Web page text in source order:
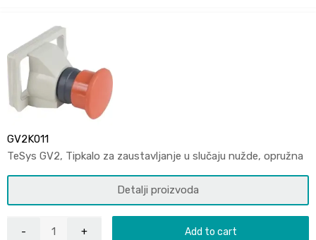
GV2K011
TeSys GV2, Tipkalo za zaustavljanje u slučaju nužde, opružna
Detalji proizvoda
Add to cart